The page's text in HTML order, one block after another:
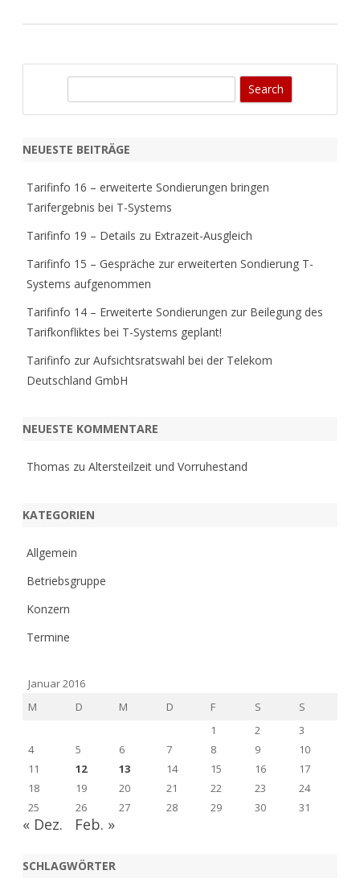
r
h
NEUESTE BEITRÄGE
Tarifinfo 16 – erweiterte Sondierungen bringen
Tarifergebnis bei T-Systems
Tarifinfo 19 – Details zu Extrazeit-Ausgleich
Tarifinfo 15 – Gespräche zur erweiterten Sondierung T-
Systems aufgenommen
Tarifinfo 14 – Erweiterte Sondierungen zur Beilegung des
Tarifkonfliktes bei T-Systems geplant!
Tarifinfo zur Aufsichtsratswahl bei der Telekom
Deutschland GmbH
NEUESTE KOMMENTARE
Thomas zu Altersteilzeit und Vorruhestand
KATEGORIEN
Allgemein
Betriebsgruppe
Konzern
Termine
Januar 2016
M
D M D F S
S
1
2
3
4
5 6 7 8 9
10
11
12 13 14 15 16
17
18
19 20 21 22 23
24
25
26 27 28 29 30 31
« Dez. Feb. »
SCHLAGWÖRTER